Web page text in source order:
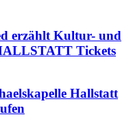
erzählt Kultur- und
Tickets
Hallstatt